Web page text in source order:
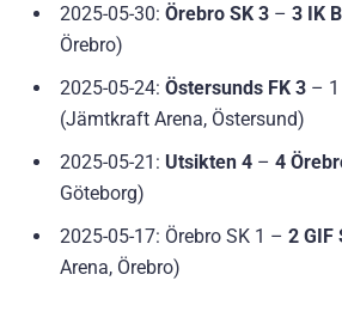
2025-05-30: Örebro SK 3 – 3 IK
Örebro)
2025-05-24: Östersunds FK 3 – 1
(Jämtkraft Arena, Östersund)
2025-05-21: Utsikten 4 – 4
Göteborg)
2025-05-17: Örebro SK 1 – 2 GIF
Arena, Örebro)